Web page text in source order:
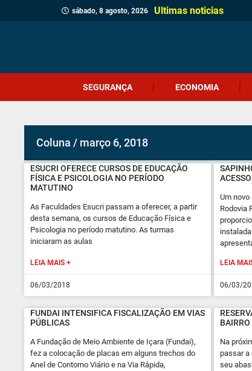
sábado, 8 agosto, 2026 Ultimas noticias
SEGURANÇA ECONOMIA
Coluna / março 6, 2018
ESUCRI OFERECE CURSOS DE EDUCAÇÃO
FÍSICA E PSICOLOGIA NO PERÍODO
MATUTINO
As Faculdades Esucri passam a oferecer, a partir
desta semana, os cursos de Educação Física e
Psicologia no período matutino. As turmas
iniciaram as aulas
LEIA MAIS +
06/03/2018
Um
Rodovia
LEIA
06/03/
FUNDAI INTENSIFICA FISCALIZAÇÃO EM VIAS
PÚBLICAS
A Fundação de Meio Ambiente de Içara (Fundai),
fez a colocação de placas em alguns trechos do
Anel de Contorno Viário e na Via Rápida,
Na
passar a
seu